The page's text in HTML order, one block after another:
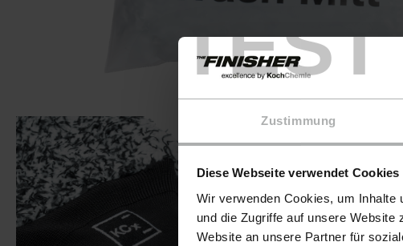
TEST
Zustimmung
Diese Webseite verwendet Cookies
Wir verwenden Cookies, um Inhalte
und die Zugriffe auf unsere
Website an unsere Partner für